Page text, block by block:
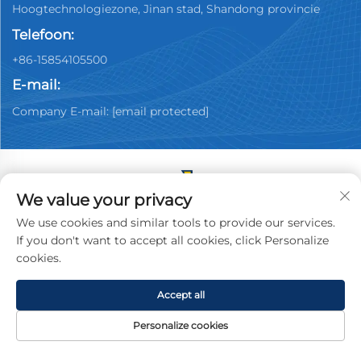
Hoogtechnologiezone, Jinan stad, Shandong provincie
Telefoon:
+86-15854105500
E-mail:
Company E-mail: [email protected]
Copyright © 2025 China Jinan Youpin Used Car
Dealership Co., Ltd. Alle rechten voorbehouden.
Privacybeleid
We value your privacy
We use cookies and similar tools to provide our services.
If you don't want to accept all cookies, click Personalize
cookies.
Personalize cookies
Accept all